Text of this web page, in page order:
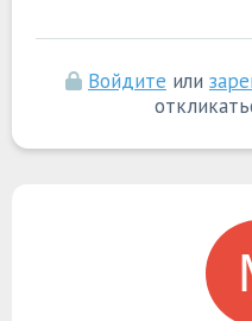
Войдите или